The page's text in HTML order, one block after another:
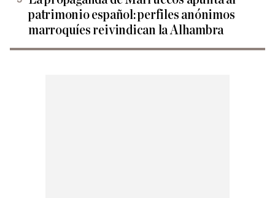
patrimonio español: perfiles anónimos
marroquíes reivindican la Alhambra